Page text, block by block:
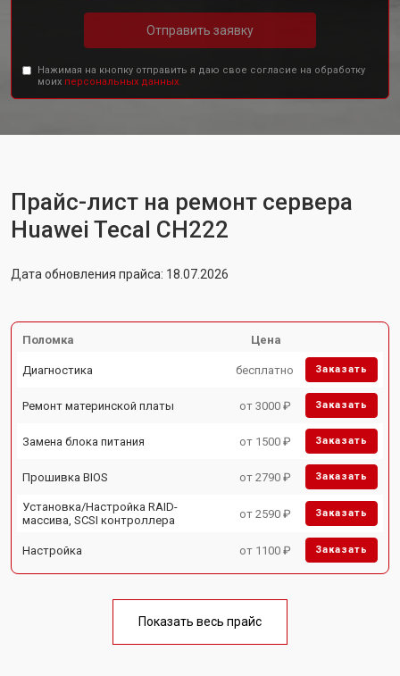
Отправить заявку
Нажимая на кнопку отправить я даю свое согласие на обработку
моих персональных данных.
Прайс-лист на ремонт сервера
Huawei Tecal CH222
Дата обновления прайса: 18.07.2026
Поломка Цена
Диагностика бесплатно Заказать
Ремонт материнской платы от 3000 ₽ Заказать
Замена блока питания от 1500 ₽ Заказать
Прошивка BIOS от 2790 ₽ Заказать
Установка/Настройка RAID-
массива, SCSI контроллера
от 2590 ₽ Заказать
Настройка от 1100 ₽ Заказать
Показать весь прайс